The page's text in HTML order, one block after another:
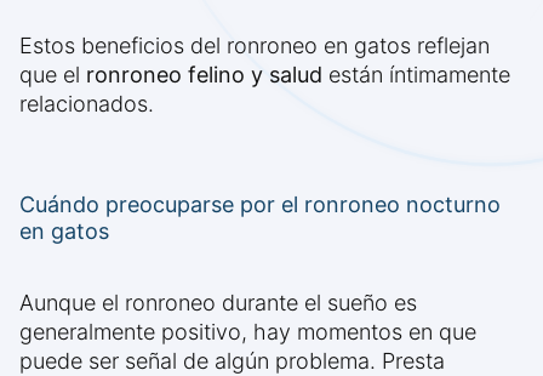
Estos beneficios del ronroneo en gatos reflejan
que el ronroneo felino y salud están íntimamente
relacionados.
Cuándo preocuparse por el ronroneo nocturno
en gatos
Aunque el ronroneo durante el sueño es
generalmente positivo, hay momentos en que
puede ser señal de algún problema. Presta